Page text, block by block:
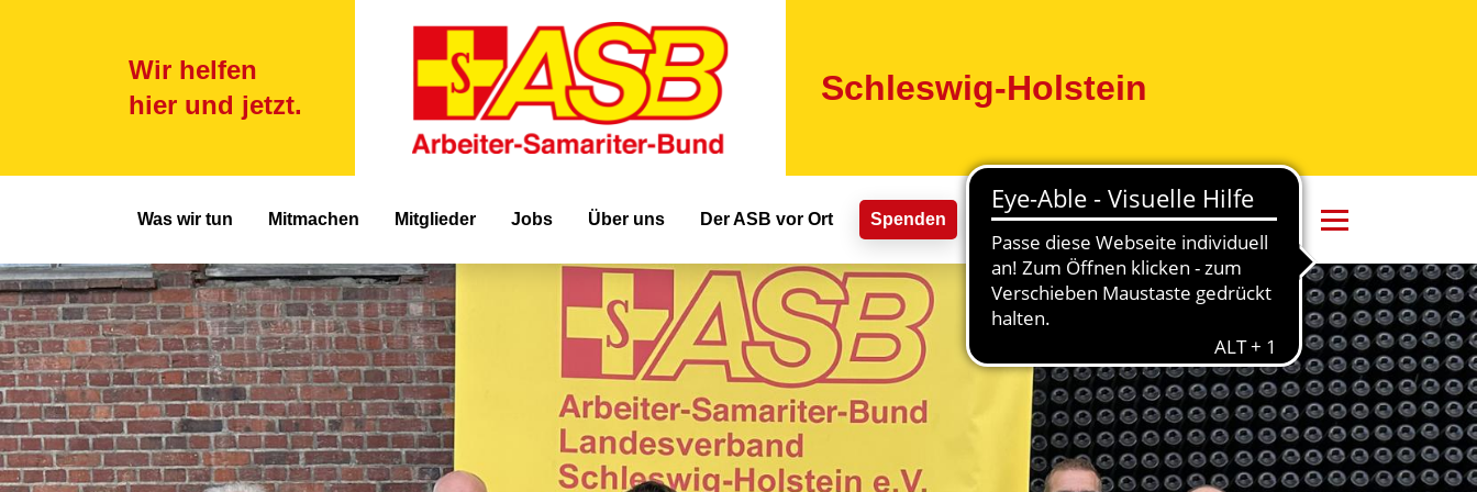
Wir helfen
hier und jetzt.
Schleswig-Holstein
Hauptnavigation
Was wir tun Mitmachen Mitglieder Jobs Über uns Der ASB vor Ort Spenden